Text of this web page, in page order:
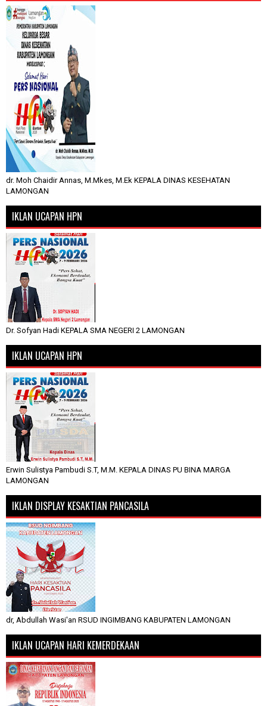
dr. Moh Chaidir Annas, M.Mkes, M.Ek KEPALA DINAS KESEHATAN
LAMONGAN
IKLAN UCAPAN HPN
Dr. Sofyan Hadi KEPALA SMA NEGERI 2 LAMONGAN
IKLAN UCAPAN HPN
Erwin Sulistya Pambudi S.T, M.M. KEPALA DINAS PU BINA MARGA
LAMONGAN
IKLAN DISPLAY KESAKTIAN PANCASILA
dr, Abdullah Wasi'an RSUD INGIMBANG KABUPATEN LAMONGAN
IKLAN UCAPAN HARI KEMERDEKAAN